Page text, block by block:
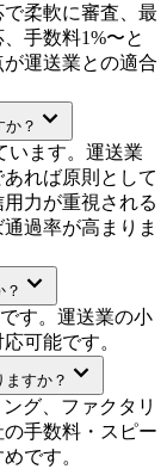
柔軟に審査、最
手数料1%〜と
運送業との適合
？
います。運送業
れば原則として
力が重視される
過率が高まりま
す。運送業の小
可能です。
すか？
グ、ファクタリ
手数料・スピー
です。